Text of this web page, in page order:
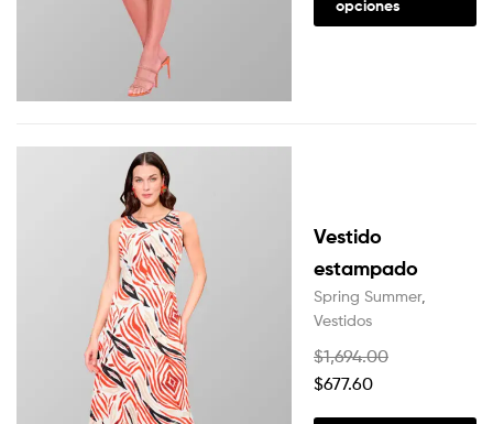
opciones
Vestido
estampado
Spring Summer,
Vestidos
$1,694.00
$677.60